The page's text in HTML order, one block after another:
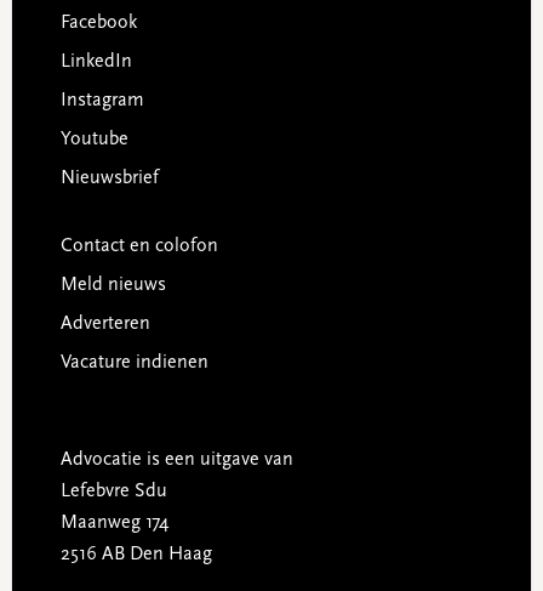
Facebook
LinkedIn
Instagram
Youtube
Nieuwsbrief
Contact en colofon
Meld nieuws
Adverteren
Vacature indienen
Advocatie is een uitgave van
Lefebvre Sdu
Maanweg 174
2516 AB Den Haag